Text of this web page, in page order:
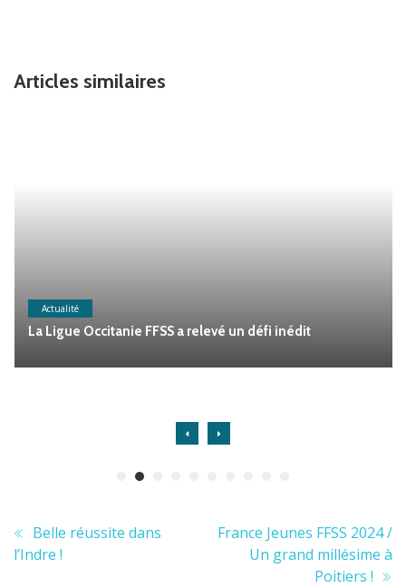
Articles similaires
Actualité
La Ligue Occitanie FFSS a relevé un défi inédit
Belle réussite dans
l’Indre !
France Jeunes FFSS 2024 /
Un grand millésime à
Poitiers !